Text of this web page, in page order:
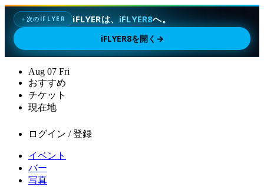
✦次のIFLYER iFLYERは、 iFLYER8へ。
iFLYER8を開く →
Aug 07 Fri
おすすめ
チケット
現在地
ログイン / 登録
イベント
バー
写真